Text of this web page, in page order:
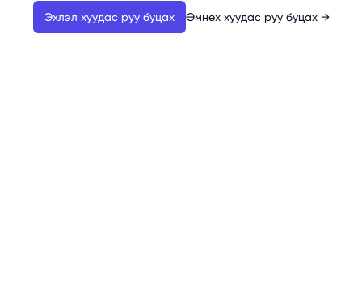
Эхлэл хуудас руу буцах Өмнөх хуудас руу буцах →